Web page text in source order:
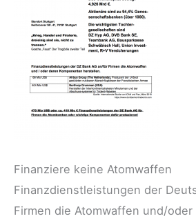
Finanziere keine Atomwaffen
Finanzdienstleistungen der
Firmen die Atomwaffen und/oder